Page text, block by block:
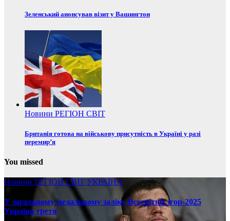
Зеленський анонсував візит у Вашингтон
Новини РЕГІОН СВІТ
Британія готова на військову присутність в Україні у разі
перемир’я
You missed
Новини РЕГІОНСВІТ УКРАЇНА
У загальному медальному заліку Всесвітніх ігор-2025
Україна третя